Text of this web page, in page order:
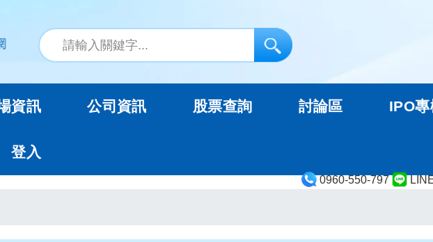
0960-550-797
資訊 公司資訊 股票查詢 討論區 IPO專
登入